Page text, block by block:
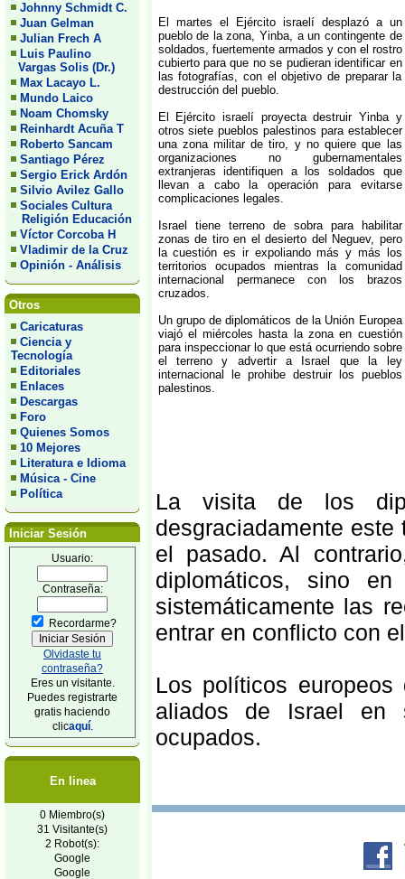
Johnny Schmidt C.
Juan Gelman
Julian Frech A
Luis Paulino
Vargas Solis (Dr.)
Max Lacayo L.
Mundo Laico
Noam Chomsky
Reinhardt Acuña T
Roberto Sancam
Santiago Pérez
Sergio Erick Ardón
Silvio Avilez Gallo
Sociales Cultura
Religión Educación
Víctor Corcoba H
Vladimir de la Cruz
Opinión - Análisis
Otros
Caricaturas
Ciencia y
Tecnología
Editoriales
Enlaces
Descargas
Foro
Quienes Somos
10 Mejores
Literatura e Idioma
Música - Cine
Política
Iniciar Sesión
Usuario:
Contraseña:
Recordarme?
Olvidaste tu
contraseña?
Eres un visitante.
Puedes registrarte
gratis haciendo
clicaquí.
En linea
0 Miembro(s)
31 Visitante(s)
2 Robot(s):
Google
Google
El martes el Ejército israelí desplazó a un
pueblo de la zona, Yinba, a un contingente de
soldados, fuertemente armados y con el rostro
cubierto para que no se pudieran identificar en
las fotografías, con el objetivo de preparar la
destrucción del pueblo.
El Ejército israelí proyecta destruir Yinba y
otros siete pueblos palestinos para establecer
una zona militar de tiro, y no quiere que las
organizaciones no gubernamentales
extranjeras identifiquen a los soldados que
llevan a cabo la operación para evitarse
complicaciones legales.
Israel tiene terreno de sobra para habilitar
zonas de tiro en el desierto del Neguev, pero
la cuestión es ir expoliando más y más los
territorios ocupados mientras la comunidad
internacional permanece con los brazos
cruzados.
Un grupo de diplomáticos de la Unión Europea
viajó el miércoles hasta la zona en cuestión
para inspeccionar lo que está ocurriendo sobre
el terreno y advertir a Israel que la ley
internacional le prohibe destruir los pueblos
palestinos.
La visita de los
desgraciadamente
el pasado. Al
diplomáticos, sino
sistemáticamente las
entrar en conflicto con
Los políticos
aliados de Israel en
ocupados.